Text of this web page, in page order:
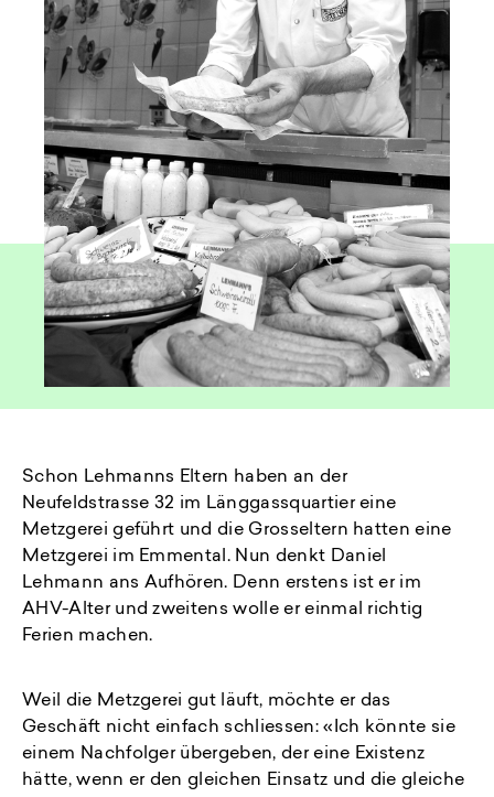
Schon Lehmanns Eltern haben an der
Neufeldstrasse 32 im Länggassquartier eine
Metzgerei geführt und die Grosseltern hatten eine
Metzgerei im Emmental. Nun denkt Daniel
Lehmann ans Aufhören. Denn erstens ist er im
AHV-Alter und zweitens wolle er einmal richtig
Ferien machen.
Weil die Metzgerei gut läuft, möchte er das
Geschäft nicht einfach schliessen: «Ich könnte sie
einem Nachfolger übergeben, der eine Existenz
hätte, wenn er den gleichen Einsatz und die gleiche